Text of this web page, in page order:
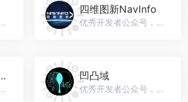
优秀开发者公众号，微信号：gh_b8ca8e50939c
四维图新NavInfo
优秀开发者公众号，微信号：realnavinfo
件开发大会
优秀开发者公众号，微信号：qconchina
凹凸域
优秀开发者公众号，微信号：KotlinPython